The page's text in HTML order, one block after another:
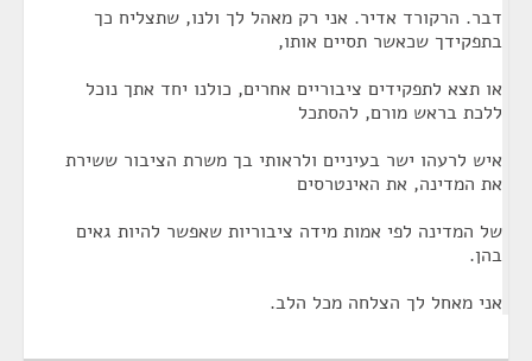
דבר. הרקורד אדיר. אני רק מאהל לך ולנו, שתצליח כך
בתפקידך שכאשר תסיים אותו,
או תצא לתפקידים ציבוריים אחרים, כולנו יחד אתך נוכל
ללכת בראש מורם, להסתכל
איש לרעהו ישר בעיניים ולראותי בך משרת הציבור ששירת
את המדינה, את האינטרסים
של המדינה לפי אמות מידה ציבוריות שאפשר להיות גאים
בהן.
אני מאחל לך הצלחה מכל הלב.